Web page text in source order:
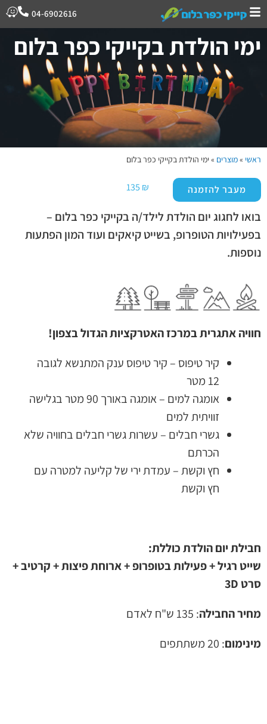
04-6902616
ימי הולדת בקייקי כפר בלום
ראשי »מוצרים »ימי הולדת בקייקי כפר בלום
מעבר להזמנה 135 ₪
בואו לחגוג יום הולדת לילד/ה בקייקי כפר בלום –
בפעילויות הטופרופ, בשייט קיאקים ועוד המון הפתעות
נוספות.
חוויה אתגרית במרכז האטרקציות הגדול בצפון!
קיר טיפוס – קיר טיפוס ענק המתנשא לגובה
12 מטר
אומגה למים – אומגה באורך 90 מטר בגלישה
זוויתית למים
גשרי חבלים – עשרות גשרי חבלים בחוויה שלא
הכרתם
חץ וקשת – עמדת ירי של קליעה למטרה עם
חץ וקשת
חבילת יום הולדת כוללת:
שייט רגיל + פעילות בטופרופ + ארוחת פיצות + קרטיב +
סרט 3D
מחיר החבילה: 135 ש"ח לאדם
מינימום: 20 משתתפים